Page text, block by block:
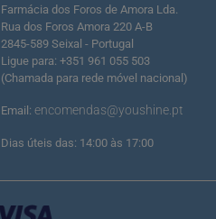
Farmácia dos Foros de Amora Lda.
Rua dos Foros Amora 220 A-B
2845-589 Seixal - Portugal
Ligue para: +351 961 055 503
(Chamada para rede móvel nacional)
Email: encomendas@youshine.pt
Dias úteis das: 14:00 às 17:00